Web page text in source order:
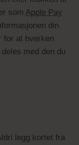
som Apple Pay
din
for at hverken
med den du
legg kortet fra